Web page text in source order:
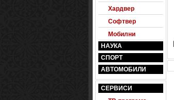
Хардвер
Софтвер
Мобилни
НАУКА
СПОРТ
АВТОМОБИЛИ
СЕРВИСИ